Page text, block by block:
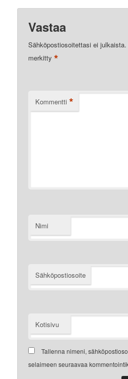
Vastaa
Sähköpostiosoitettasi ei julkaista.
merkitty*
Kommentti *
Nimi
Sähköpostiosoite
Kotisivu
Tallenna nimeni,
selaimeen seuraavaa